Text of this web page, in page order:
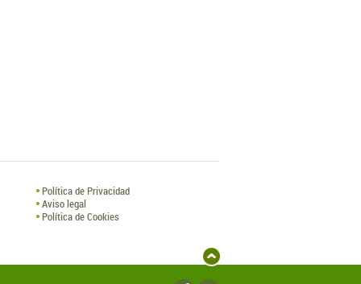
Política de Privacidad
Aviso legal
Política de Cookies